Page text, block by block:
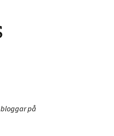
på